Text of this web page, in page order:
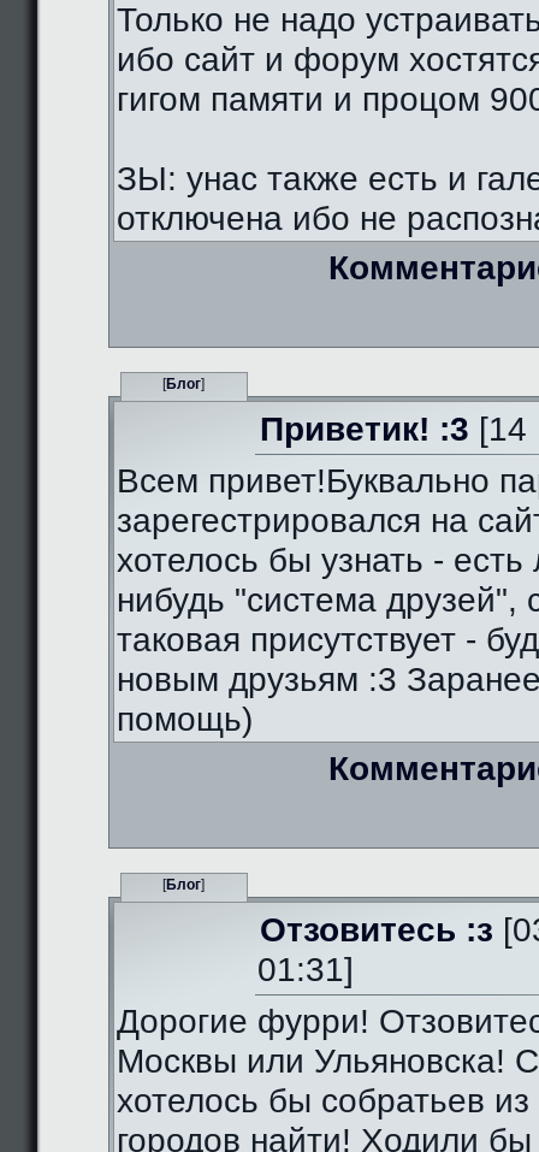
Только не надо
ибо сайт и форум
гигом памяти и процом
ЗЫ: унас также есть и
отключена ибо не
[Блог]
Приветик! :3 [14
Всем привет!Буквально
зарегестрировался на
хотелось бы узнать - есть
нибудь "система друзей",
таковая присутствует -
новым друзьям :3
помощь)
[Блог]
Отзовитесь :з
01:31]
Дорогие фурри!
Москвы или Ульяновска!
хотелось бы собратьев из
городов найти! Ходили бы